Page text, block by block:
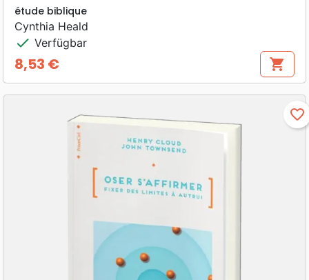
étude biblique
Cynthia Heald
check Verfügbar
Preis
8,53 € shopping_cart
favorite_border